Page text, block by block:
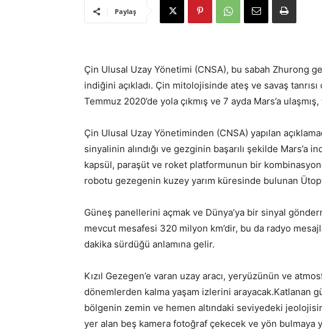
Paylaş
Çin Ulusal Uzay Yönetimi (CNSA), bu sabah Zhurong
indiğini açıkladı. Çin mitolojisinde ateş ve savaş tanrısı
Temmuz 2020’de yola çıkmış ve 7 ayda Mars’a
Çin Ulusal Uzay Yönetiminden (CNSA) yapılan
sinyalinin alındığı ve gezginin başarılı şekilde Mars’a
kapsül, paraşüt ve roket platformunun bir
robotu gezegenin kuzey yarım küresinde bulunan
Güneş panellerini açmak ve Dünya’ya bir sinyal
mevcut mesafesi 320 milyon km’dir, bu da radyo
dakika sürdüğü anlamına gelir.
Kızıl Gezegen’e varan uzay aracı, yeryüzünün ve
dönemlerden kalma yaşam izlerini arayacak.Katlanan
bölgenin zemin ve hemen altındaki seviyedeki
yer alan beş kamera fotoğraf çekecek ve yön bulmaya